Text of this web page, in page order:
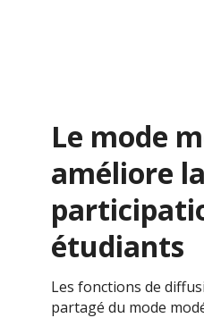
Le mode
améliore la
étudiants
Les fonctions de
partagé du mode